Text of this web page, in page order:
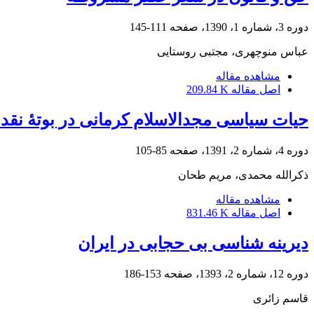
دوره 3، شماره 1، 1390، صفحه 111-145
عباس منوچهری، مجتبی روستایی
مشاهده مقاله
اصل مقاله 209.84 K
حیات سیاسی مجدالاسلام کرمانی در بوتۀ
دوره 4، شماره 2، 1391، صفحه 85-105
ذکرالله محمدی، مریم طحان
مشاهده مقاله
اصل مقاله 831.46 K
دیرینه شناسی بی حجابی در ایران
دوره 12، شماره 2، 1393، صفحه 153-186
قاسم زائری